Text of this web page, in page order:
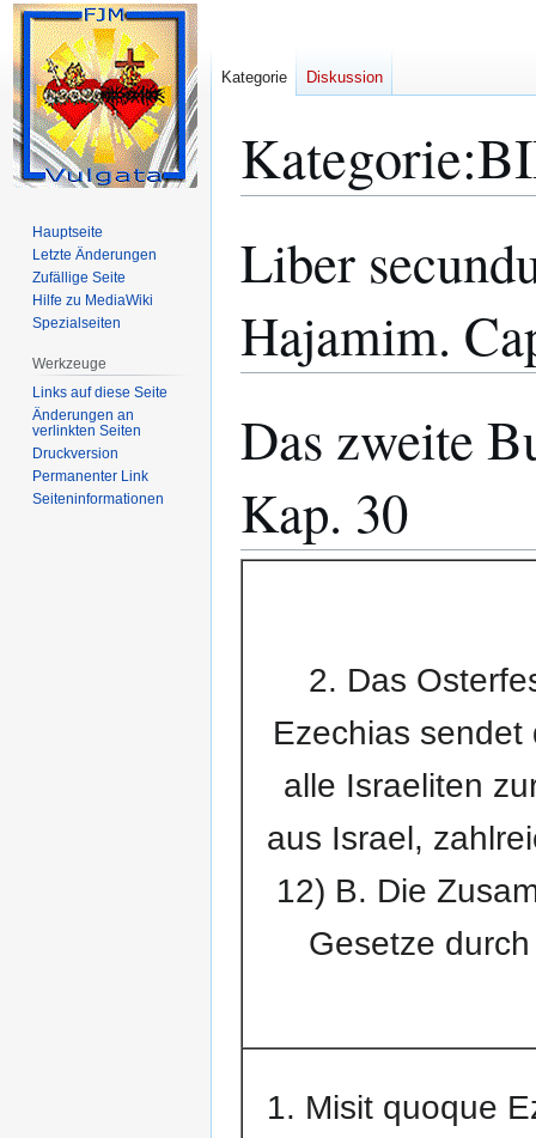
Kategorie:
Navigation
Suche
Liber
Hajamim.
Das zweite
Kap. 30
2. Das
Ezechias
alle Israeliten
aus Israel,
12) B. Die
Gesetze
1. Misit quoque
Kategorie Diskussion
Hauptseite
Letzte Änderungen
Zufällige Seite
Hilfe zu MediaWiki
Spezialseiten
Werkzeuge
Links auf diese Seite
Änderungen an
verlinkten Seiten
Druckversion
Permanenter Link
Seiten­­informationen